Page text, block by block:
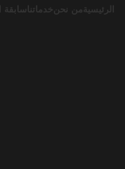
الرئيسية من نحنخدماتنا سابقة